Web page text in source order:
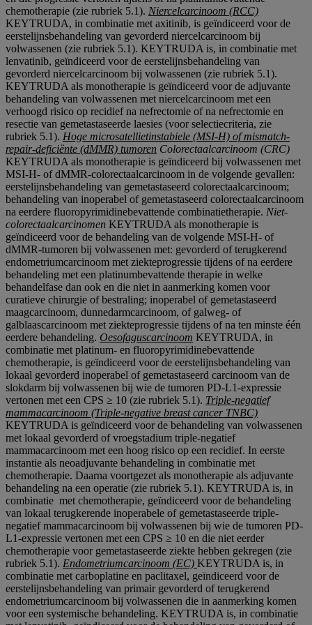
chemotherapie (zie rubriek 5.1). Niercelcarcinoom (RCC)
KEYTRUDA, in combinatie met axitinib, is geïndiceerd voor de
eerstelijnsbehandeling van gevorderd niercelcarcinoom bij
volwassenen (zie rubriek 5.1). KEYTRUDA is, in combinatie met
lenvatinib, geïndiceerd voor de eerstelijnsbehandeling van
gevorderd niercelcarcinoom bij volwassenen (zie rubriek 5.1).
KEYTRUDA als monotherapie is geïndiceerd voor de adjuvante
behandeling van volwassenen met niercelcarcinoom met een
verhoogd risico op recidief na nefrectomie of na nefrectomie en
resectie van gemetastaseerde laesies (voor selectiecriteria, zie
rubriek 5.1). Hoge microsatellietinstabiele (MSI-H) of mismatch-
repair-deficiënte (dMMR) tumoren Colorectaalcarcinoom (CRC)
KEYTRUDA als monotherapie is geïndiceerd bij volwassenen met
MSI-H- of dMMR-colorectaalcarcinoom in de volgende gevallen:
eerstelijnsbehandeling van gemetastaseerd colorectaalcarcinoom;
behandeling van inoperabel of gemetastaseerd colorectaalcarcinoom
na eerdere fluoropyrimidinebevattende combinatietherapie. Niet-
colorectaalcarcinomen KEYTRUDA als monotherapie is
geïndiceerd voor de behandeling van de volgende MSI-H- of
dMMR-tumoren bij volwassenen met: gevorderd of terugkerend
endometriumcarcinoom met ziekteprogressie tijdens of na eerdere
behandeling met een platinumbevattende therapie in welke
behandelfase dan ook en die niet in aanmerking komen voor
curatieve chirurgie of bestraling; inoperabel of gemetastaseerd
maagcarcinoom, dunnedarmcarcinoom, of galweg- of
galblaascarcinoom met ziekteprogressie tijdens of na ten minste één
eerdere behandeling. Oesofaguscarcinoom KEYTRUDA, in
combinatie met platinum- en fluoropyrimidinebevattende
chemotherapie, is geïndiceerd voor de eerstelijnsbehandeling van
lokaal gevorderd inoperabel of gemetastaseerd carcinoom van de
slokdarm bij volwassenen bij wie de tumoren PD-L1-expressie
vertonen met een CPS ≥ 10 (zie rubriek 5.1). Triple-negatief
mammacarcinoom (Triple‑negative breast cancer TNBC)
KEYTRUDA is geïndiceerd voor de behandeling van volwassenen
met lokaal gevorderd of vroegstadium triple-negatief
mammacarcinoom met een hoog risico op een recidief. In eerste
instantie als neoadjuvante behandeling in combinatie met
chemotherapie. Daarna voortgezet als monotherapie als adjuvante
behandeling na een operatie (zie rubriek 5.1). KEYTRUDA is, in
combinatie met chemotherapie, geïndiceerd voor de behandeling
van lokaal terugkerende inoperabele of gemetastaseerde triple-
negatief mammacarcinoom bij volwassenen bij wie de tumoren PD-
L1-expressie vertonen met een CPS ≥ 10 en die niet eerder
chemotherapie voor gemetastaseerde ziekte hebben gekregen (zie
rubriek 5.1). Endometriumcarcinoom (EC) KEYTRUDA is, in
combinatie met carboplatine en paclitaxel, geïndiceerd voor de
eerstelijnsbehandeling van primair gevorderd of terugkerend
endometriumcarcinoom bij volwassenen die in aanmerking komen
voor een systemische behandeling. KEYTRUDA is, in combinatie